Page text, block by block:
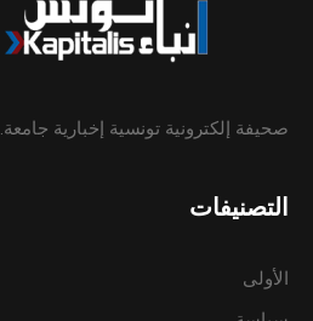
صحيفة إلكترونية تونسية إخبارية جامعة.
التصنيفات
الأولى